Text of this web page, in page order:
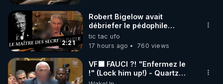
2:21
Robert Bigelow avait
débriefer le pédophile
génocidaire de donald j
trump
tic tac ufo
17 hours ago
760 views
VF🟩 FAUCI ?! "Enfermez le
!" (Lock him up!) - Quartz
Traduction